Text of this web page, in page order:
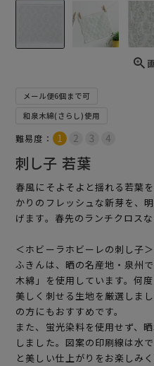
メール便6個まで可
和泉木綿(さらし)使用
難易度：
刺し子 若葉
春風にそよそよと揺れる若葉
かりのフレッシュな新芽を、
げます。春先のランチクロス
＜ホビーラホビーレの刺し子＞
ふきんは、晒の名産地・泉州
木綿」を使用しています。何
美しく刺せる生地を厳選しま
の方にもおすすめです。
また、蛍光染料を使用せず、
しました。図案の印刷線は水
と美しい仕上がりをお楽しみく